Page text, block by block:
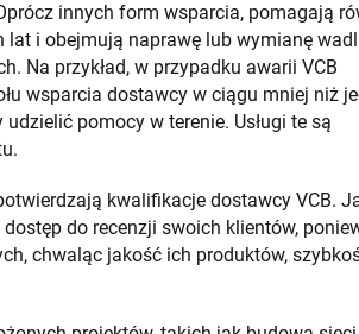
innych form wsparcia, pomagają
lat i obejmują naprawę lub wymianę
Na przykład, w przypadku awarii VCB
wsparcia dostawcy w ciągu mniej niż
pomocy w terenie. Usługi te są
kwalifikacje dostawcy VCB.
do recenzji swoich klientów,
chwaląc jakość ich produktów,